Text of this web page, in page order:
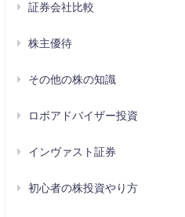
証券会社比較
株主優待
その他の株の知識
ロボアドバイザー投資
インヴァスト証券
初心者の株投資やり方